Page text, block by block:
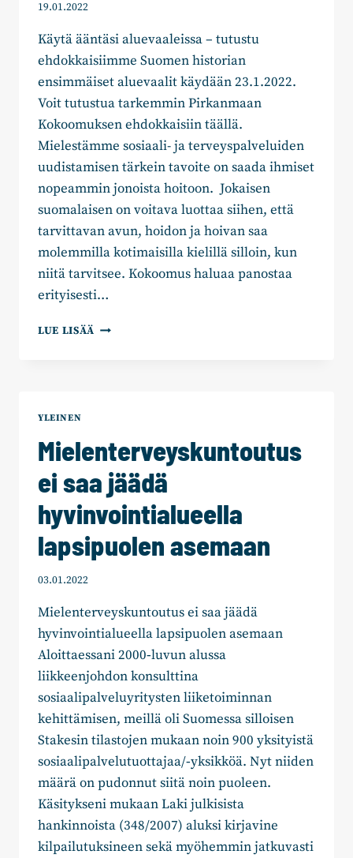
19.01.2022
Käytä ääntäsi aluevaaleissa – tutustu
ehdokkaisiimme Suomen historian
ensimmäiset aluevaalit käydään 23.1.2022.
Voit tutustua tarkemmin Pirkanmaan
Kokoomuksen ehdokkaisiin täällä.
Mielestämme sosiaali- ja terveyspalveluiden
uudistamisen tärkein tavoite on saada ihmiset
nopeammin jonoista hoitoon. Jokaisen
suomalaisen on voitava luottaa siihen, että
tarvittavan avun, hoidon ja hoivan saa
molemmilla kotimaisilla kielillä silloin, kun
niitä tarvitsee. Kokoomus haluaa panostaa
erityisesti…
LUE LISÄÄ KÄYTÄ
YLEINEN
Mielenterveyskuntoutus
ei saa jäädä
hyvinvointialueella
lapsipuolen asemaan
03.01.2022
Mielenterveyskuntoutus ei saa jäädä
hyvinvointialueella lapsipuolen asemaan
Aloittaessani 2000‐luvun alussa
liikkeenjohdon konsulttina
sosiaalipalveluyritysten liiketoiminnan
kehittämisen, meillä oli Suomessa silloisen
Stakesin tilastojen mukaan noin 900 yksityistä
sosiaalipalvelutuottajaa/‐yksikköä. Nyt niiden
määrä on pudonnut siitä noin puoleen.
Käsitykseni mukaan Laki julkisista
hankinnoista (348/2007) aluksi kirjavine
kilpailutuksineen sekä myöhemmin jatkuvasti